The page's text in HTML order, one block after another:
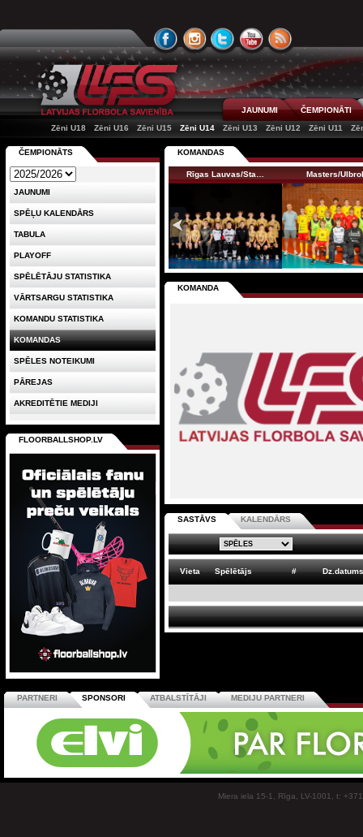
JAUNUMI
ČEMPIONĀTI
Zēni U18
Zēni U16 Zēni U15 Zēni U14 Zēni U13 Zēni U12 Zēni U11
KOMANDAS
Rīgas Lauvas/Sta… Masters/
KOMANDA
SASTĀVS KALENDĀRS
Vieta Spēlētājs # Dz.datums
ČEMPIONĀTS
JAUNUMI
SPĒĻU KALENDĀRS
TABULA
PLAYOFF
SPĒLĒTĀJU STATISTIKA
VĀRTSARGU STATISTIKA
KOMANDU STATISTIKA
KOMANDAS
SPĒLES NOTEIKUMI
PĀREJAS
AKREDITĒTIE MEDIJI
FLOORBALLSHOP.LV
PARTNERI SPONSORI ATBALSTĪTĀJI MEDIJU PARTNERI
Miera iela 15-1, Rīga, LV-1001, t: